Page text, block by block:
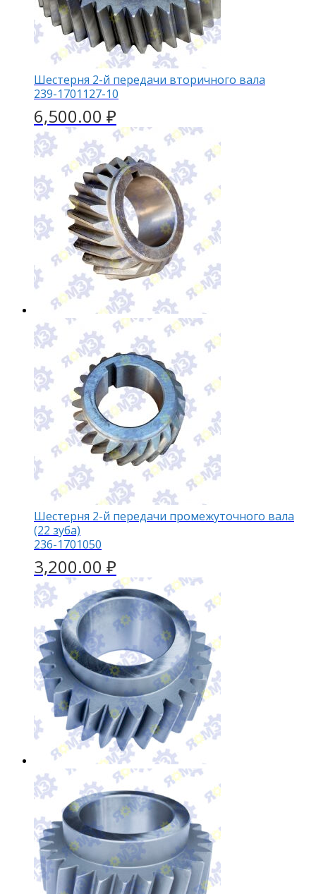
Шестерня 2-й передачи вторичного вала
239-1701127-10
6,500.00 ₽
Шестерня 2-й передачи промежуточного вала
(22 зуба)
236-1701050
3,200.00 ₽